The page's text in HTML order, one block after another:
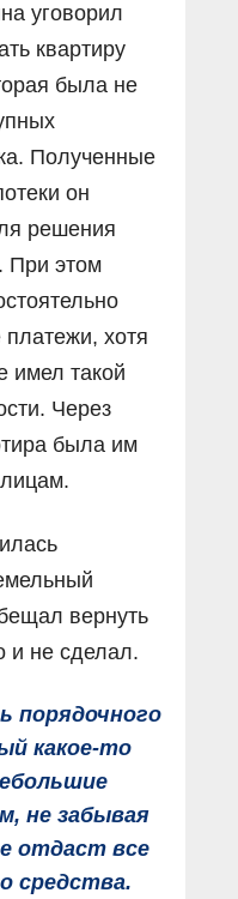
уговорил
квартиру
была не
Полученные
он
решения
При этом
хотя
имел такой
Через
была им
вернуть
и не сделал.
порядочного
какое-то
не забывая
отдаст все
средства.